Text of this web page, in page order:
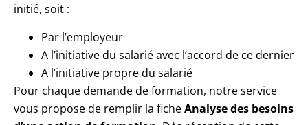
initié, soit :
Par l’employeur
A l’initiative du salarié avec l’accord de ce dernier
A l’initiative propre du salarié
Pour chaque demande de formation, notre service
vous propose de remplir la ficheAnalyse des besoins